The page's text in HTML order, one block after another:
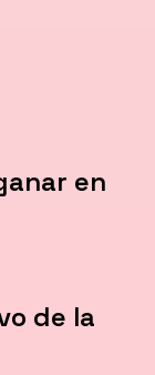
en
de la